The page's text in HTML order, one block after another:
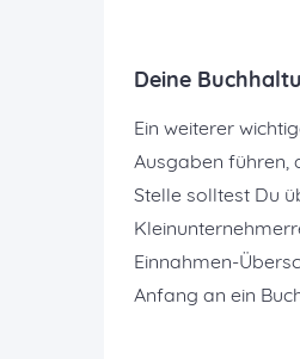
Deine
Ein weiterer
Ausgaben führen,
Stelle solltest Du
Einnahmen-
Anfang an ein